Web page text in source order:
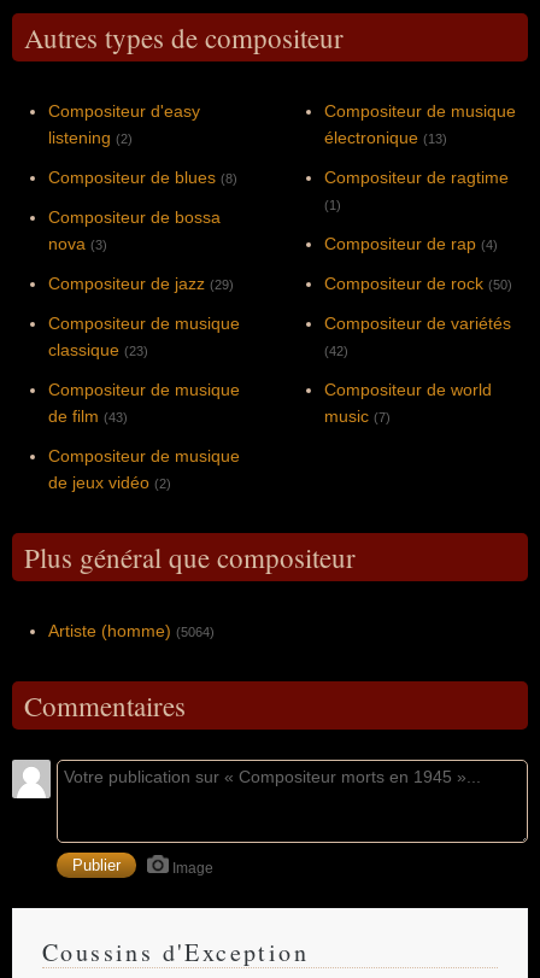
Autres types de compositeur
Compositeur d'easy
listening (2)
Compositeur de blues (8)
Compositeur de bossa
nova (3)
Compositeur de jazz (29)
Compositeur de musique
classique (23)
Compositeur de musique
de film (43)
Compositeur de musique
de jeux vidéo (2)
Compositeur de musique
électronique (13)
Compositeur de ragtime
(1)
Compositeur de rap (4)
Compositeur de rock (50)
Compositeur de variétés
(42)
Compositeur de world
music (7)
Plus général que compositeur
Artiste (homme) (5064)
Commentaires
Image
Coussins d'Exception